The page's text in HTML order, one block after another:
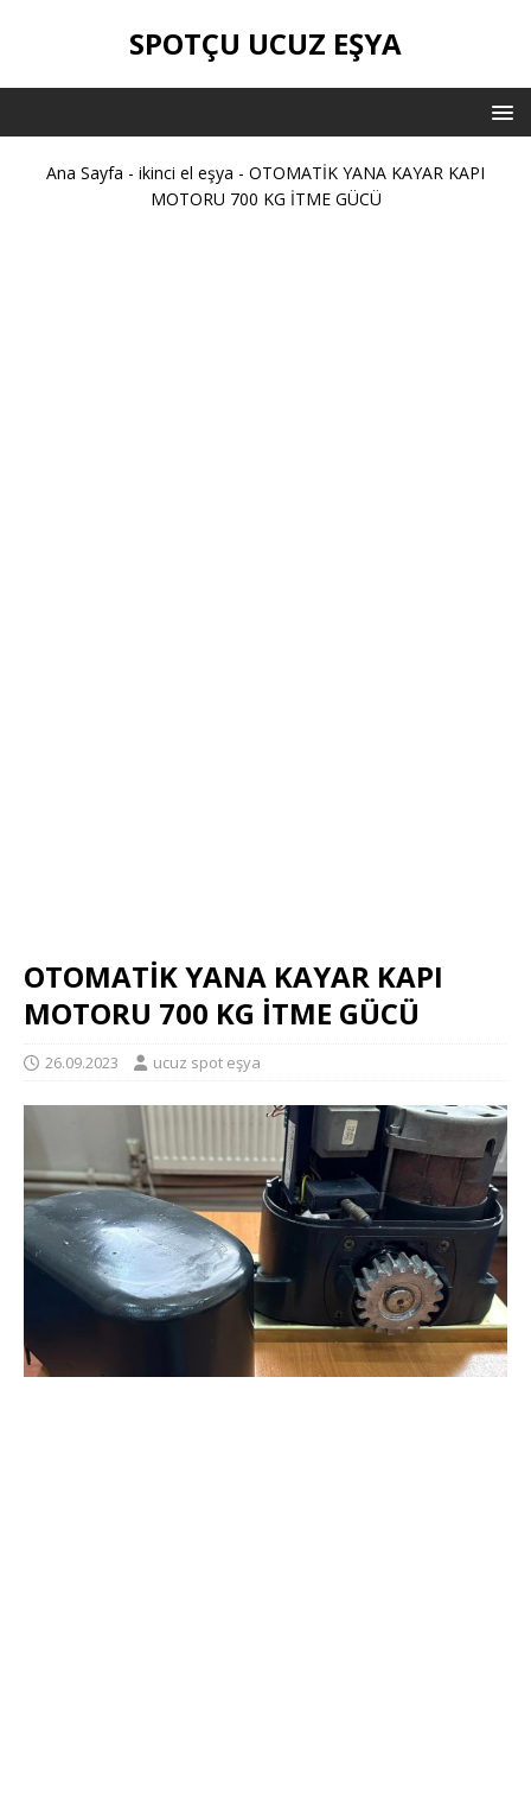
SPOTÇU UCUZ EŞYA
Ana Sayfa - ikinci el eşya - OTOMATİK YANA KAYAR KAPI
MOTORU 700 KG İTME GÜCÜ
OTOMATİK YANA KAYAR KAPI
MOTORU 700 KG İTME GÜCÜ
26.09.2023 ucuz spot eşya